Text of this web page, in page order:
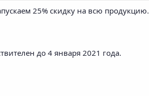
25% скидку на всю продукцию.
до 4 января 2021 года.